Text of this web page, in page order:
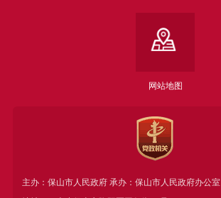
网站地图
主办：保山市人民政府 承办：保山市人民政府办公室